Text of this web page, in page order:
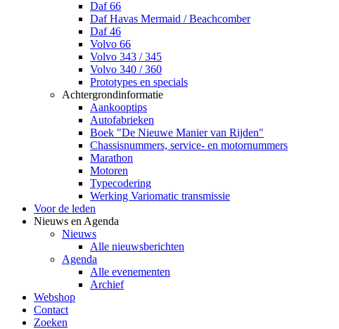
Daf 66
Daf Havas Mermaid / Beachcomber
Daf 46
Volvo 66
Volvo 343 / 345
Volvo 340 / 360
Prototypes en specials
Achtergrondinformatie
Aankooptips
Autofabrieken
Boek "De Nieuwe Manier van Rijden"
Chassisnummers, service- en motornummers
Marathon
Motoren
Typecodering
Werking Variomatic transmissie
Voor de leden
Nieuws en Agenda
Nieuws
Alle nieuwsberichten
Agenda
Alle evenementen
Archief
Webshop
Contact
Zoeken